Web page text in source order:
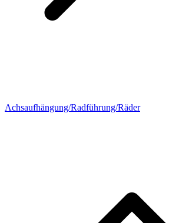
Achsaufhängung/Radführung/Räder